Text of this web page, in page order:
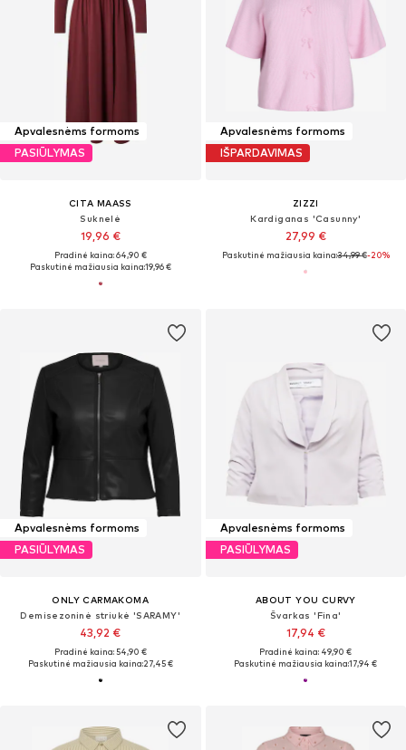
Apvalesnėms formoms
PASIŪLYMAS
CITA MAASS
Suknelė
19,96 €
Pradinė kaina: 64,90 €
Paskutinė mažiausia kaina:19,96 €
Apvalesnėms formoms
IŠPARDAVIMAS
ZIZZI
Kardiganas 'Casunny'
27,99 €
Paskutinė mažiausia kaina:34,99 €-20%
Apvalesnėms formoms
PASIŪLYMAS
ONLY CARMAKOMA
Demisezoninė striukė 'SARAMY'
43,92 €
Pradinė kaina: 54,90 €
Paskutinė mažiausia kaina:27,45 €
Apvalesnėms formoms
PASIŪLYMAS
ABOUT YOU CURVY
Švarkas 'Fina'
17,94 €
Pradinė kaina: 49,90 €
Paskutinė mažiausia kaina:17,94 €